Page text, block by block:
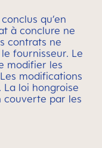
qu’en
à conclure ne
contrats ne
fournisseur. Le
modifier les
modifications
La loi hongroise
couverte par les